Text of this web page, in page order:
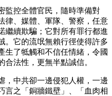
監控全體官民，隨時準備對
律、媒體、軍隊、警察，任意
繼續欺騙；它對所有罪行都進
。它的流氓無賴行徑使得許多
生了牴觸和不信任情緒，令國
法性，更無半點誠信。
，中共卻一邊侵犯人權，一邊
言之「銅牆鐵壁」、「血肉相